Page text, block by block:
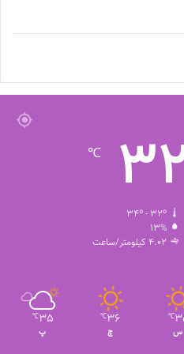
℃
34º - 32º
13%
4.02 کیلومتر/ساعت
℃
س
36
℃
چ
35
℃
پ